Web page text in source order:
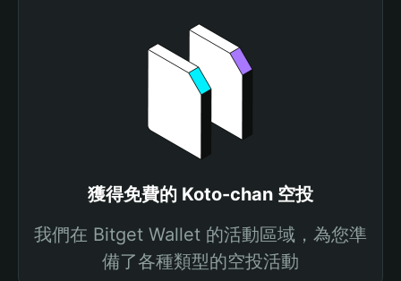
獲得免費的 Koto-chan 空投
我們在 Bitget Wallet 的活動區域，為您準
備了各種類型的空投活動